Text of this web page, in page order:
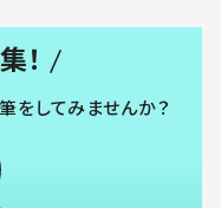
！
をしてみませんか？